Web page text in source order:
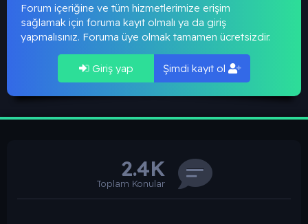
Forum içeriğine ve tüm hizmetlerimize erişim
sağlamak için foruma kayıt olmalı ya da giriş
yapmalısınız. Foruma üye olmak tamamen ücretsizdir.
Giriş yap Şimdi kayıt ol
2.4K
Toplam Konular